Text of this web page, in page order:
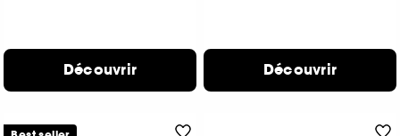
Découvrir Découvrir